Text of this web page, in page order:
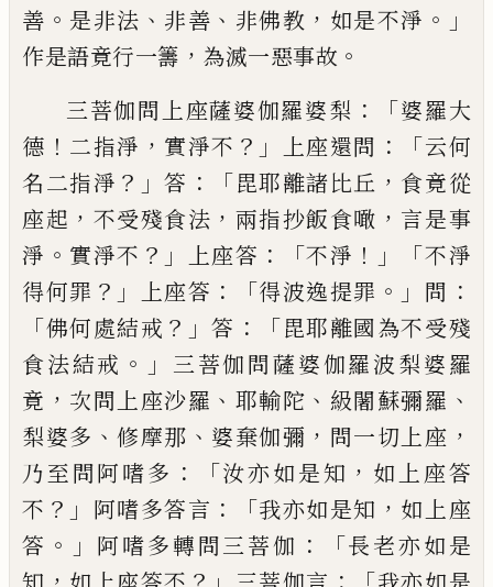
善 。 是非法 、 非善 、 非佛教 ， 如是不淨 。」
作是語竟行一籌 ， 為滅一惡事故 。
三菩伽問上座薩婆伽羅婆梨 ：「婆羅大
德 ！ 二指淨 ， 實淨不 ？」 上座還問 ：「云何
名二指淨 ？」答 ：「毘耶離諸比丘 ， 食竟從
座起 ， 不受殘食法 ， 兩指抄飯食噉 ， 言是事
淨 。 實淨不 ？」 上座答 ：「不淨 ！」「不淨
得何罪 ？」 上座答 ：「得波逸提罪 。」 問 ：
「佛何處結戒 ？」答 ：「毘耶離國為不受殘
食法結戒 。」 三菩伽問薩婆伽羅波梨婆羅
竟 ， 次問上座沙羅 、 耶輸陀 、 級闍蘇彌羅 、
梨婆多 、修摩那 、 婆棄伽彌 ， 問一切上座 ，
乃至問阿嗜多 ：「汝亦如是知 ， 如上座答
不 ？」 阿嗜多答言 ：「我亦如是知 ， 如上座
答 。」 阿嗜多轉問三菩伽 ：「長老亦如是